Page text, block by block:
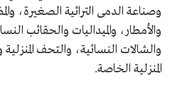
وصناعة الدمى التراثية الصغيرة،
والأمطار، والميداليات والحقائب
والشالات النسائية، والتحف
المنزلية الخاصة.